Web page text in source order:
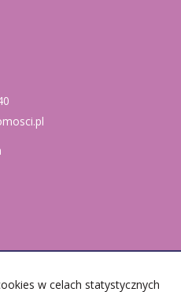
w celach statystycznych